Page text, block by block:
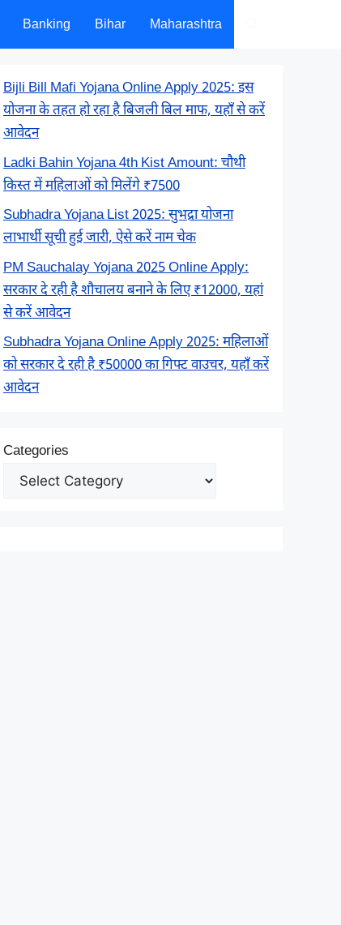
Banking Bihar Maharashtra
Bijli Bill Mafi Yojana Online Apply 2025: इस
योजना के तहत हो रहा है बिजली बिल माफ, यहाँ से करें
आवेदन
Ladki Bahin Yojana 4th Kist Amount: चौथी
किस्त में महिलाओं को मिलेंगे ₹7500
Subhadra Yojana List 2025: सुभद्रा योजना
लाभार्थी सूची हुई जारी, ऐसे करें नाम चेक
PM Sauchalay Yojana 2025 Online Apply:
सरकार दे रही है शौचालय बनाने के लिए ₹12000, यहां
से करें आवेदन
Subhadra Yojana Online Apply 2025: महिलाओं
को सरकार दे रही है ₹50000 का गिफ्ट वाउचर, यहाँ करें
आवेदन
Categories